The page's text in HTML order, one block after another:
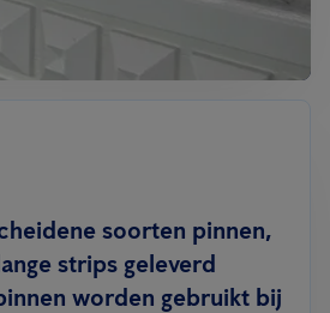
soorten pinnen,
strips geleverd
worden gebruikt bij